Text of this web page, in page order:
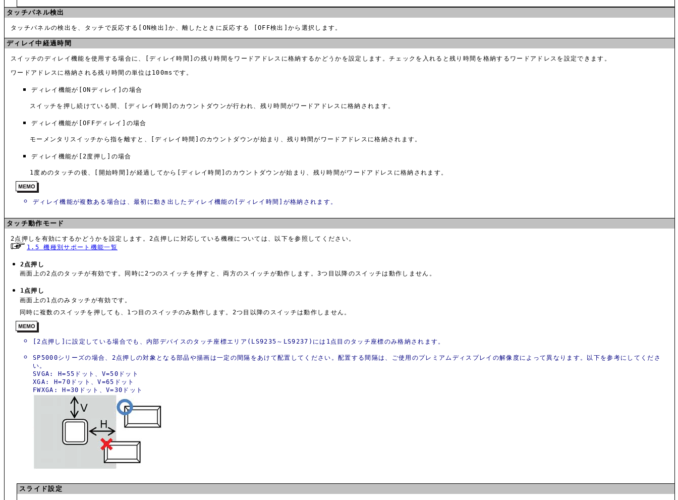
タッチパネル検出
タッチパネルの検出を、タッチで反応する[ON検出]か、離したときに反応する [OFF検出]から選択します。
ディレイ中経過時間
スイッチのディレイ機能を使用する場合に、[ディレイ時間]の残り時間をワードアドレスに格納するかどうかを設定します。チェックを入れると残り時間を格納するワードアドレスを設定できます。
ワードアドレスに格納される残り時間の単位は100msです。
ディレイ機能が[ONディレイ]の場合
スイッチを押し続けている間、[ディレイ時間]のカウントダウンが行われ、残り時間がワードアドレスに格納されます。
ディレイ機能が[OFFディレイ]の場合
モーメンタリスイッチから指を離すと、[ディレイ時間]のカウントダウンが始まり、残り時間がワードアドレスに格納されます。
ディレイ機能が[2度押し]の場合
1度めのタッチの後、[開始時間]が経過してから[ディレイ時間]のカウントダウンが始まり、残り時間がワードアドレスに格納されます。
ディレイ機能が複数ある場合は、最初に動き出したディレイ機能の[ディレイ時間]が格納されます。
タッチ動作モード
2点押しを有効にするかどうかを設定します。2点押しに対応している機種については、以下を参照してください。
1.5 機種別サポート機能一覧
2点押し
画面上の2点のタッチが有効です。同時に2つのスイッチを押すと、両方のスイッチが動作します。3つ目以降のスイッチは動作しません。
1点押し
画面上の1点のみタッチが有効です。
同時に複数のスイッチを押しても、1つ目のスイッチのみ動作します。2つ目以降のスイッチは動作しません。
[2点押し]に設定している場合でも、内部デバイスのタッチ座標エリア(LS9235～LS9237)には1点目のタッチ座標のみ格納されます。
SP5000シリーズの場合、2点押しの対象となる部品や描画は一定の間隔をあけて配置してください。配置する間隔は、ご使用のプレミアムディスプレイの解像度によって異なります。以下を参考にしてくださ
い。
SVGA: H=55ドット、V=50ドット
XGA: H=70ドット、V=65ドット
FWXGA: H=30ドット、V=30ドット
スライド設定